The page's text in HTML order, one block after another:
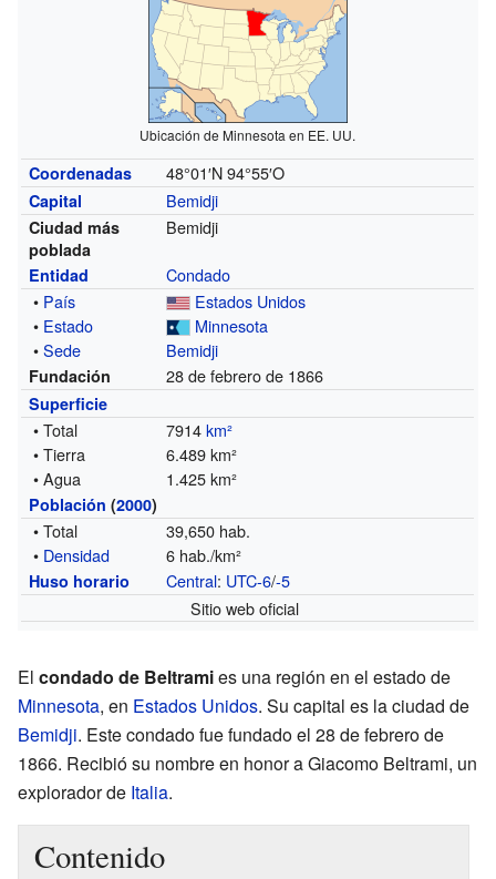
Ubicación de Minnesota en EE. UU.
Coordenadas 48°01′N 94°55′O
Capital Bemidji
Ciudad más
poblada
Bemidji
Entidad
Condado
• País
Estados Unidos
• Estado
Minnesota
•Sede Bemidji
Fundación 28 de febrero de 1866
Superficie
• Total 7914km²
• Tierra
6.489 km²
• Agua
1.425 km²
Población (2000)
• Total
39,650 hab.
• Densidad 6 hab./km²
Huso horario Central: UTC-6/-5
Sitio web oficial
El condado de Beltramies una región en el estado de
Minnesota, en Estados Unidos. Su capital es la ciudad de
Bemidji. Este condado fue fundado el 28 de febrero de
1866. Recibió su nombre en honor a Giacomo Beltrami, un
explorador de Italia.
Contenido